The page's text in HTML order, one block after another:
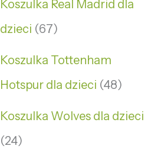
Koszulka Real Madrid dla
dzieci 67
Koszulka Tottenham
Hotspur dla dzieci 48
Koszulka Wolves dla dzieci
24